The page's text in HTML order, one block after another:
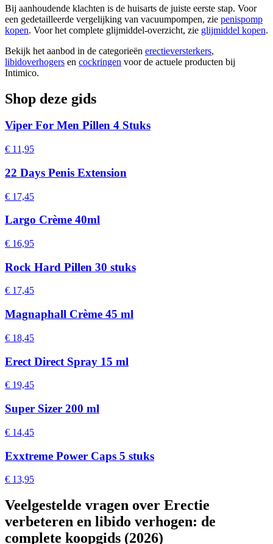
Bij aanhoudende klachten is de huisarts de juiste eerste stap. Voor
een gedetailleerde vergelijking van vacuumpompen, zie penispomp
kopen. Voor het complete glijmiddel-overzicht, zie glijmiddel kopen.
Bekijk het aanbod in de categorieën erectieversterkers,
libidoverhogers en cockringen voor de actuele producten bij
Intimico.
Shop deze gids
Viper For Men Pillen 4 Stuks
€ 11,95
22 Days Penis Extension
€ 17,45
Largo Crème 40ml
€ 16,95
Rock Hard Pillen 30 stuks
€ 17,45
Magnaphall Crème 45 ml
€ 18,45
Erect Direct Spray 15 ml
€ 19,45
Super Sizer 200 ml
€ 14,45
Exxtreme Power Caps 5 stuks
€ 13,95
Veelgestelde vragen over Erectie
verbeteren en libido verhogen: de
complete koopgids (2026)